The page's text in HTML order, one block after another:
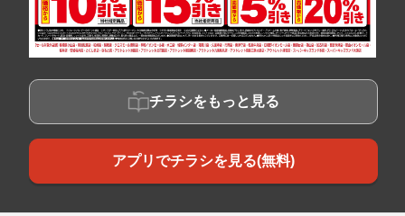
チラシをもっと見る
アプリでチラシを見る(無料)